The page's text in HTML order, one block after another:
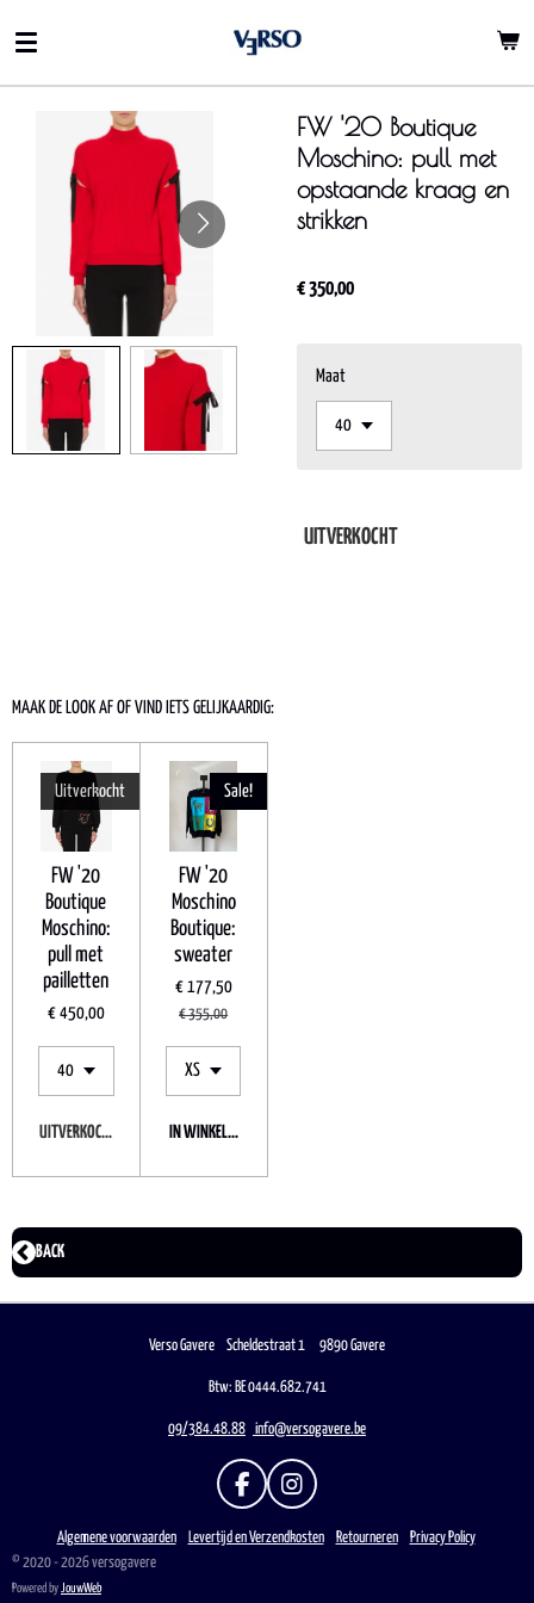
direct
naar
hoofdinhoud
FW '20 Boutique
Moschino: pull met
opstaande kraag en
strikken
€ 350,00
Maat
UITVERKOCHT
MAAK DE LOOK AF OF VIND IETS GELIJKAARDIG:
Uitverkocht
FW '20
Boutique
Moschino:
pull met
pailletten
€ 450,00
UITVERKOCHT
Sale!
FW '20
Moschino
Boutique:
sweater
€ 177,50
€ 355,00
IN WINKELWAGEN
BACK
Verso Gavere Scheldestraat 1 9890 Gavere
Btw: BE 0444.682.741
09/384.48.88 info@versogavere.be
F
C
I
S
Algemene voorwaarden Levertijd en Verzendkosten Retourneren
Privacy Policy
© 2020 - 2026 versogavere
Powered by JouwWeb